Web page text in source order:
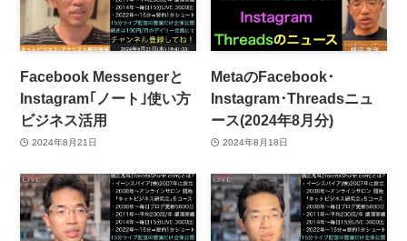
Facebook Messengerと
Instagram｢ノート｣使い方
ビジネス活用
2024年8月21日
MetaのFacebook･
Instagram･Threadsニュ
ース(2024年8月分)
2024年8月18日